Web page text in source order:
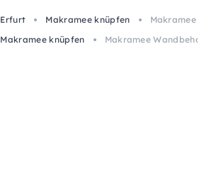
Erfurt Makramee knüpfen
Makramee
Makramee knüpfen Makramee